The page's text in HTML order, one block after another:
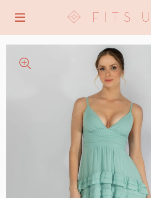
CRIAR NOVA CONTA